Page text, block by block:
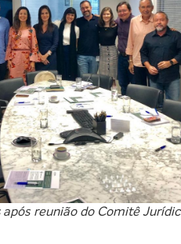
reunião do Comitê